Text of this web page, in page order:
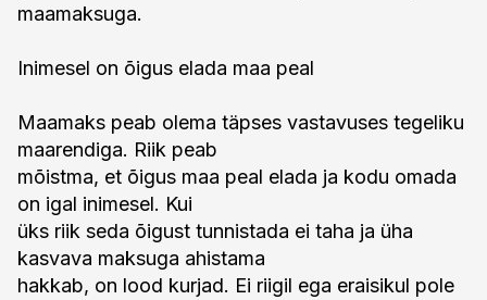
maamaksuga.
Inimesel on õigus elada maa peal
Maamaks peab olema täpses vastavuses tegeliku
maarendiga. Riik peab
mõistma, et õigus maa peal elada ja kodu omada
on igal inimesel. Kui
üks riik seda õigust tunnistada ei taha ja üha
kasvava maksuga ahistama
hakkab, on lood kurjad. Ei riigil ega eraisikul pole